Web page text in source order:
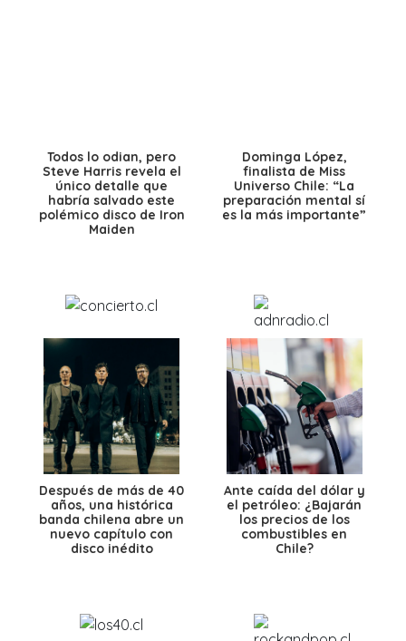
Todos lo odian, pero
Steve Harris revela el
único detalle que
habría salvado este
polémico disco de Iron
Maiden
Dominga López,
finalista de Miss
Universo Chile: “La
preparación mental sí
es la más importante”
Después de más de 40
años, una histórica
banda chilena abre un
nuevo capítulo con
disco inédito
Ante caída del dólar y
el petróleo: ¿Bajarán
los precios de los
combustibles en
Chile?